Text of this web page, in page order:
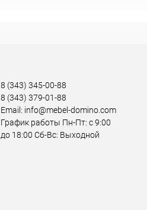
8 (343) 345-00-88
8 (343) 379-01-88
Email: info@mebel-domino.com
График работы Пн-Пт: с 9:00
до 18:00 Сб-Вс: Выходной